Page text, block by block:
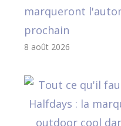
marqueront
prochain
8 août 2026